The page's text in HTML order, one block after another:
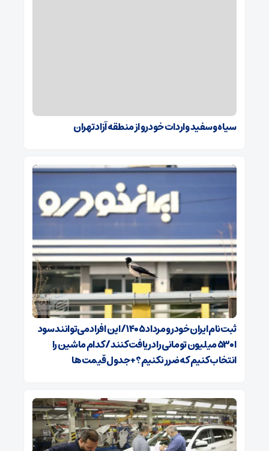
سیاه و سفید واردات خودرو از منطقه آزاد تهران
ثبت‌نام ایران‌خودرو مرداد ۱۴۰۵/ این افراد می‌توانند سود
ا ۵۳۰ میلیون تومانی را دریافت کنند/ کدام ماشین را
انتخاب کنیم که ضرر نکنیم؟+ جدول قیمت‌ها